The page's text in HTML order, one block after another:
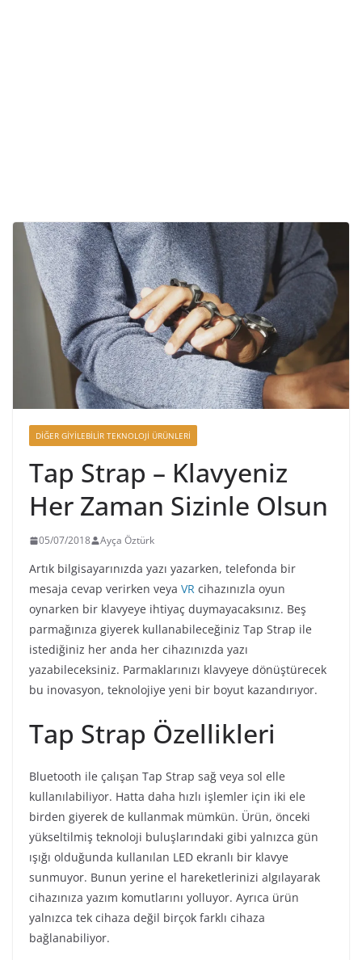
DIĞER GIYILEBILIR TEKNOLOJI ÜRÜNLERI
Tap Strap – Klavyeniz
Her Zaman Sizinle Olsun
05/07/2018 Ayça Öztürk
Artık bilgisayarınızda yazı yazarken, telefonda bir
mesaja cevap verirken veya VR cihazınızla oyun
oynarken bir klavyeye ihtiyaç duymayacaksınız. Beş
parmağınıza giyerek kullanabileceğiniz Tap Strap ile
istediğiniz her anda her cihazınızda yazı
yazabileceksiniz. Parmaklarınızı klavyeye dönüştürecek
bu inovasyon, teknolojiye yeni bir boyut kazandırıyor.
Tap Strap Özellikleri
Bluetooth ile çalışan Tap Strap sağ veya sol elle
kullanılabiliyor. Hatta daha hızlı işlemler için iki ele
birden giyerek de kullanmak mümkün. Ürün, önceki
yükseltilmiş teknoloji buluşlarındaki gibi yalnızca gün
ışığı olduğunda kullanılan LED ekranlı bir klavye
sunmuyor. Bunun yerine el hareketlerinizi algılayarak
cihazınıza yazım komutlarını yolluyor. Ayrıca ürün
yalnızca tek cihaza değil birçok farklı cihaza
bağlanabiliyor.